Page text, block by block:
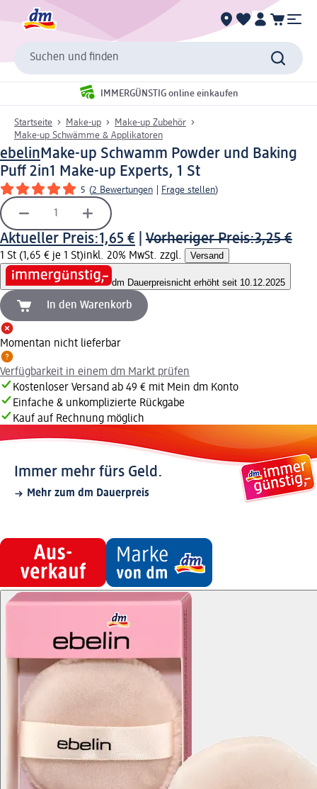
Suchen und finden
IMMERGÜNSTIG online einkaufen
Startseite Make-up
Make-up Zubehör
Make-up Schwämme & Applikatoren
ebelinMake-up Schwamm Powder und Baking
Puff 2in1 Make-up Experts, 1 St
5 (2 Bewertungen Frage stellen)
Aktueller Preis:1,65 € Vorheriger Preis:3,25 €
1 St (1,65 € je 1 St)inkl. 20% MwSt. zzgl. Versand
dm Dauerpreisnicht erhöht seit 10.12.2025
In den Warenkorb
Momentan nicht lieferbar
Verfügbarkeit in einem dm Markt prüfen
Kostenloser Versand ab 49 € mit Mein dm Konto
Einfache & unkomplizierte Rückgabe
Kauf auf Rechnung möglich
Immer mehr fürs Geld.
Mehr zum dm Dauerpreis